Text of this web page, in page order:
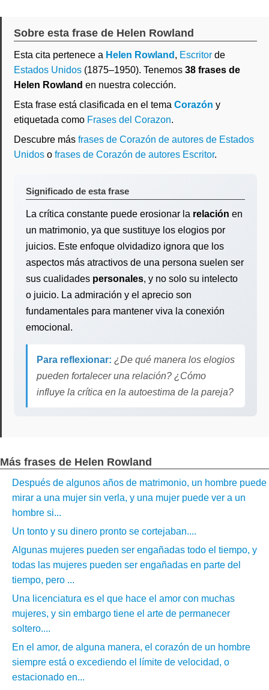
Sobre esta frase de Helen Rowland
Esta cita pertenece a Helen Rowland , Escritor de
Estados Unidos (1875–1950). Tenemos 38 frases de
Helen Rowland en nuestra colección.
Esta frase está clasificada en el tema Corazón y
etiquetada como Frases del Corazon.
Descubre más frases de Corazón de autores de Estados
Unidos o frases de Corazón de autores Escritor.
Significado de esta frase
La crítica constante puede erosionar la relación en
un matrimonio, ya que sustituye los elogios por
juicios. Este enfoque olvidadizo ignora que los
aspectos más atractivos de una persona suelen ser
sus cualidades personales, y no solo su intelecto
o juicio. La admiración y el aprecio son
fundamentales para mantener viva la conexión
emocional.
Para reflexionar: ¿De qué manera los elogios
pueden fortalecer una relación? ¿Cómo
influye la crítica en la autoestima de la pareja?
Más frases de Helen Rowland
Después de algunos años de matrimonio, un hombre puede
mirar a una mujer sin verla, y una mujer puede ver a un
hombre si...
Un tonto y su dinero pronto se cortejaban....
Algunas mujeres pueden ser engañadas todo el tiempo, y
todas las mujeres pueden ser engañadas en parte del
tiempo, pero ...
Una licenciatura es el que hace el amor con muchas
mujeres, y sin embargo tiene el arte de permanecer
soltero....
En el amor, de alguna manera, el corazón de un hombre
siempre está o excediendo el límite de velocidad, o
estacionado en...